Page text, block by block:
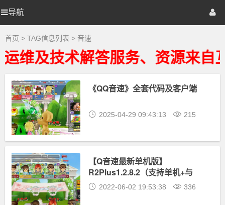
导航
全
-
速
相
新
资
源
下
载
优
选
源
棋牌源码
首页 > TAG信息列表 > 音速
维及技术解答服务、资源来自
《QQ音速》全套代码及客户端
2025-04-29 09:43:13 215
【Q音速最新单机版】
R2Plus1.2.8.2（支持单机+与
NPC对战）
2022-06-02 19:53:38 336